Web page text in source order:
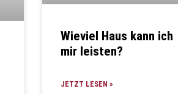
Wieviel Haus kann ich
mir leisten?
JETZT LESEN »